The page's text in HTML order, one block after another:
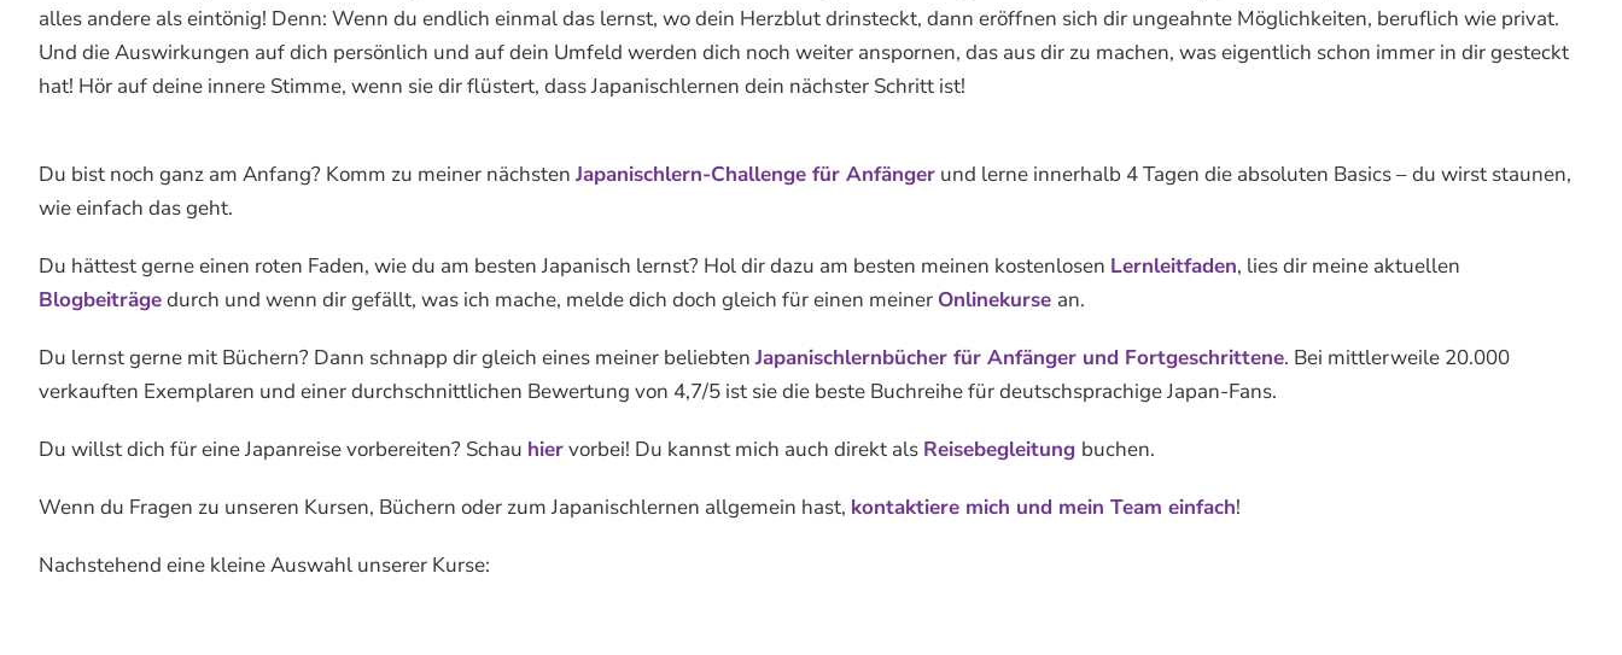
alles andere als eintönig! Denn: Wenn du endlich einmal das lernst, wo dein Herzblut drinsteckt, dann eröffnen sich dir ungeahnte Möglichkeiten, beruflich wie privat.
Und die Auswirkungen auf dich persönlich und auf dein Umfeld werden dich noch weiter anspornen, das aus dir zu machen, was eigentlich schon immer in dir gesteckt
hat! Hör auf deine innere Stimme, wenn sie dir flüstert, dass Japanischlernen dein nächster Schritt ist!
Du bist noch ganz am Anfang? Komm zu meiner nächsten Japanischlern-Challenge für Anfängerund lerne innerhalb 4 Tagen die absoluten Basics – du wirst staunen,
wie einfach das geht.
Du hättest gerne einen roten Faden, wie du am besten Japanisch lernst? Hol dir dazu am besten meinen kostenlosen Lernleitfaden, lies dir meine aktuellen
Blogbeiträgedurch und wenn dir gefällt, was ich mache, melde dich doch gleich für einen meiner Onlinekurse an.
Du lernst gerne mit Büchern? Dann schnapp dir gleich eines meiner beliebten Japanischlernbücher für Anfänger und Fortgeschrittene. Bei mittlerweile 20.000
verkauften Exemplaren und einer durchschnittlichen Bewertung von 4,7/5 ist sie die beste Buchreihe für deutschsprachige Japan-Fans.
Du willst dich für eine Japanreise vorbereiten? Schau hiervorbei! Du kannst mich auch direkt als Reisebegleitung buchen.
Wenn du Fragen zu unseren Kursen, Büchern oder zum Japanischlernen allgemein hast, kontaktiere mich und mein Team einfach!
Nachstehend eine kleine Auswahl unserer Kurse: